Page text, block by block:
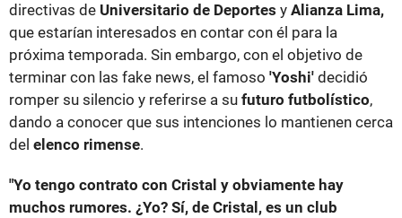
directivas de Universitario de Deportes y Alianza Lima,
que estarían interesados en contar con él para la
próxima temporada. Sin embargo, con el objetivo de
terminar con las fake news, el famoso 'Yoshi' decidió
romper su silencio y referirse a su futuro futbolístico,
dando a conocer que sus intenciones lo mantienen cerca
del elenco rimense.
"Yo tengo contrato con Cristal y obviamente hay
muchos rumores. ¿Yo? Sí, de Cristal, es un club